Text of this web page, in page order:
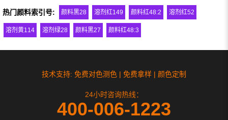
热门颜料索引号: 颜料黑28 溶剂红149 颜料红48:2 溶剂红52
溶剂黄114 溶剂绿28 颜料黑27 颜料红48:3
技术支持: 免费对色测色 | 免费拿样 | 颜色定制
24小时咨询热线：
400-006-1223